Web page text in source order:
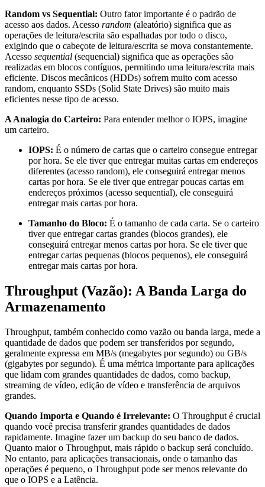
Random vs Sequential: Outro fator importante é o padrão de
acesso aos dados. Acesso random (aleatório) significa que as
operações de leitura/escrita são espalhadas por todo o disco,
exigindo que o cabeçote de leitura/escrita se mova constantemente.
Acesso sequential (sequencial) significa que as operações são
realizadas em blocos contíguos, permitindo uma leitura/escrita mais
eficiente. Discos mecânicos (HDDs) sofrem muito com acesso
random, enquanto SSDs (Solid State Drives) são muito mais
eficientes nesse tipo de acesso.
A Analogia do Carteiro: Para entender melhor o IOPS, imagine
um carteiro.
IOPS: É o número de cartas que o carteiro consegue entregar
por hora. Se ele tiver que entregar muitas cartas em endereços
diferentes (acesso random), ele conseguirá entregar menos
cartas por hora. Se ele tiver que entregar poucas cartas em
endereços próximos (acesso sequential), ele conseguirá
entregar mais cartas por hora.
Tamanho do Bloco: É o tamanho de cada carta. Se o carteiro
tiver que entregar cartas grandes (blocos grandes), ele
conseguirá entregar menos cartas por hora. Se ele tiver que
entregar cartas pequenas (blocos pequenos), ele conseguirá
entregar mais cartas por hora.
Throughput (Vazão): A Banda Larga do
Armazenamento
Throughput, também conhecido como vazão ou banda larga, mede a
quantidade de dados que podem ser transferidos por segundo,
geralmente expressa em MB/s (megabytes por segundo) ou GB/s
(gigabytes por segundo). É uma métrica importante para aplicações
que lidam com grandes quantidades de dados, como backup,
streaming de vídeo, edição de vídeo e transferência de arquivos
grandes.
Quando Importa e Quando é Irrelevante: O Throughput é crucial
quando você precisa transferir grandes quantidades de dados
rapidamente. Imagine fazer um backup do seu banco de dados.
Quanto maior o Throughput, mais rápido o backup será concluído.
No entanto, para aplicações transacionais, onde o tamanho das
operações é pequeno, o Throughput pode ser menos relevante do
que o IOPS e a Latência.